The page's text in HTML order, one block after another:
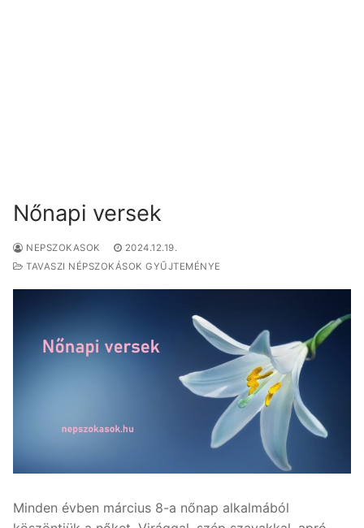
Nőnapi versek
NEPSZOKASOK
2024.12.19.
TAVASZI NÉPSZOKÁSOK GYŰJTEMÉNYE
Minden évben március 8-a nőnap alkalmából